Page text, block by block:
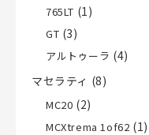
765LT (1)
GT (3)
アルトゥーラ (4)
マセラティ (8)
MC20 (2)
MCXtrema 1of62 (1)